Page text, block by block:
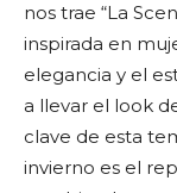
nos trae “La
inspirada en
elegancia y el
a llevar el look
clave de esta
invierno es el